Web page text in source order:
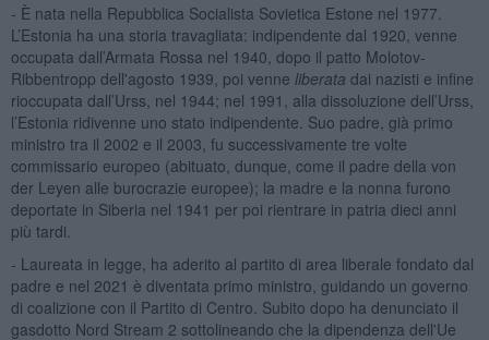
- È nata nella Repubblica Socialista Sovietica Estone nel 1977.
L’Estonia ha una storia travagliata: indipendente dal 1920, venne
occupata dall’Armata Rossa nel 1940, dopo il patto Molotov-
Ribbentropp dell'agosto 1939, poi venne liberata dai nazisti e infine
rioccupata dall’Urss, nel 1944; nel 1991, alla dissoluzione dell’Urss,
l’Estonia ridivenne uno stato indipendente. Suo padre, già primo
ministro tra il 2002 e il 2003, fu successivamente tre volte
commissario europeo (abituato, dunque, come il padre della von
der Leyen alle burocrazie europee); la madre e la nonna furono
deportate in Siberia nel 1941 per poi rientrare in patria dieci anni
più tardi.
- Laureata in legge, ha aderito al partito di area liberale fondato dal
padre e nel 2021 è diventata primo ministro, guidando un governo
di coalizione con il Partito di Centro. Subito dopo ha denunciato il
gasdotto Nord Stream 2 sottolineando che la dipendenza dell'Ue